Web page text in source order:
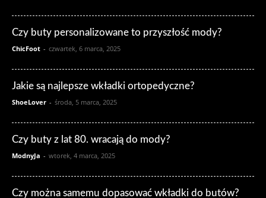
Czy buty personalizowane to przyszłość mody?
ChicFoot - czwartek, 6 marca, 2025
Jakie są najlepsze wkładki ortopedyczne?
ShoeLover - środa, 5 marca, 2025
Czy buty z lat 80. wracają do mody?
ModnyJa - wtorek, 4 marca, 2025
Czy można samemu dopasować wkładki do butów?